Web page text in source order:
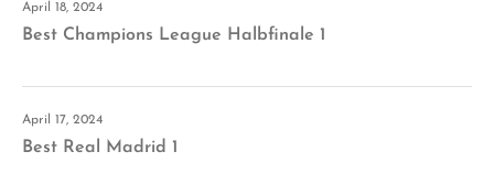
April 18, 2024
Best Champions League Halbfinale 1
April 17, 2024
Best Real Madrid 1